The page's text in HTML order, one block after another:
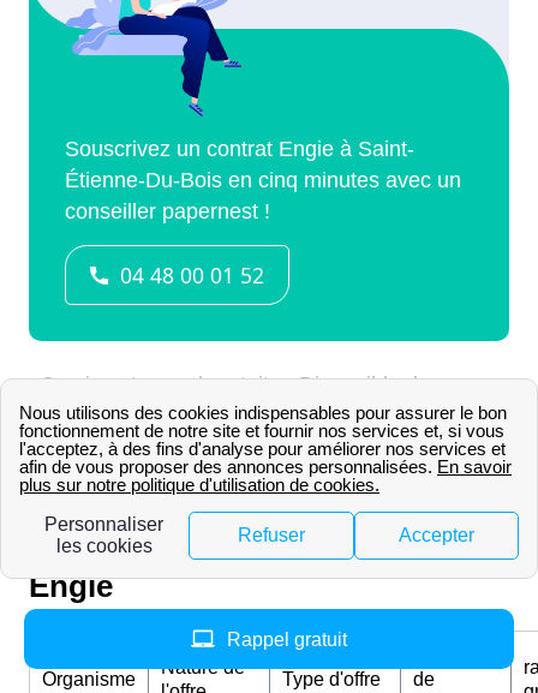
Numéro de téléphone pour
souscrire à un contrat chez
Engie
Organisme
Nature de
Type d'offre
de
Rappel gratuit